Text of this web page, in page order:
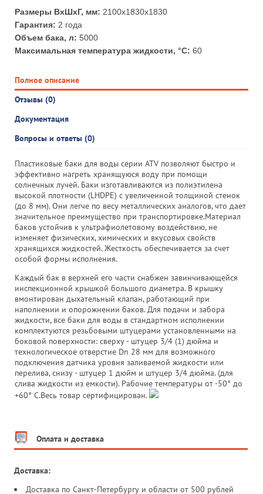
Размеры ВхШхГ, мм: 2100x1830x1830
Гарантия: 2 года
Объем бака, л: 5000
Максимальная температура жидкости, °С: 60
Полное описание
Отзывы (0)
Документация
Вопросы и ответы (0)
Пластиковые баки для воды серии ATV позволяют быстро и
эффективно нагреть хранящуюся воду при помощи
солнечных лучей. Баки изготавливаются из полиэтилена
высокой плотности (LHDPE) с увеличенной толщиной стенок
(до 8 мм). Они легче по весу металлических аналогов, что дает
значительное преимущество при транспортировке.Материал
баков устойчив к ультрафиолетовому воздействию, не
изменяет физических, химических и вкусовых свойств
хранящихся жидкостей. Жесткость обеспечивается за счет
особой формы исполнения.
Каждый бак в верхней его части снабжен завинчивающейся
инспекционной крышкой большого диаметра. В крышку
вмонтирован дыхательный клапан, работающий при
наполнении и опорожнении баков. Для подачи и забора
жидкости, все баки для воды в стандартном исполнении
комплектуются резьбовыми штуцерами установленными на
боковой поверхности: сверху - штуцер 3/4 (1) дюйма и
технологическое отверстие Dn 28 мм для возможного
подключения датчика уровня заливаемой жидкости или
перелива, снизу - штуцер 1 дюйм и штуцер 3/4 дюйма. (для
слива жидкости из емкости). Рабочие температуры от -50° до
+60° С.Весь товар сертифицирован.
Оплата и доставка
Доставка:
Доставка по Санкт-Петербургу и области от 500 рублей